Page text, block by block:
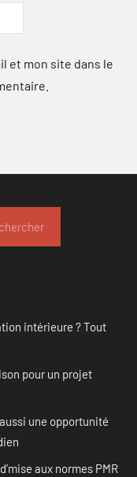
et mon site dans le
intérieure ? Tout
pour un projet
une opportunité
aux normes PMR